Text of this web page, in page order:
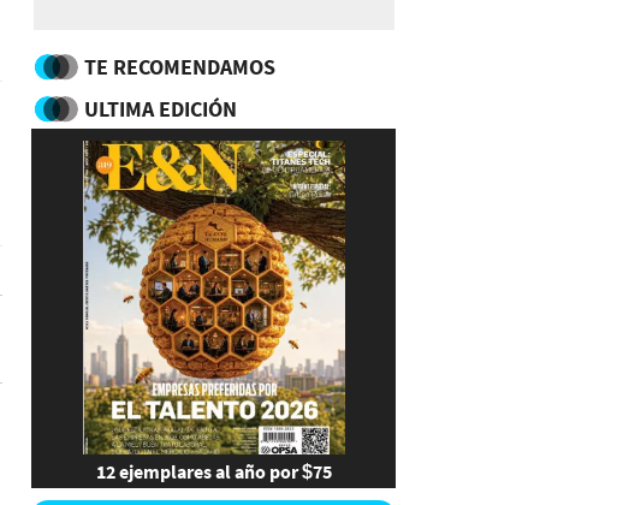
TE RECOMENDAMOS
ULTIMA EDICIÓN
12 ejemplares al año por $75